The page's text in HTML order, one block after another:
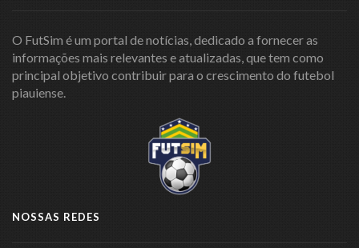
O FutSim é um portal de notícias, dedicado a fornecer as
informações mais relevantes e atualizadas, que tem como
principal objetivo contribuir para o crescimento do futebol
piauiense.
NOSSAS REDES